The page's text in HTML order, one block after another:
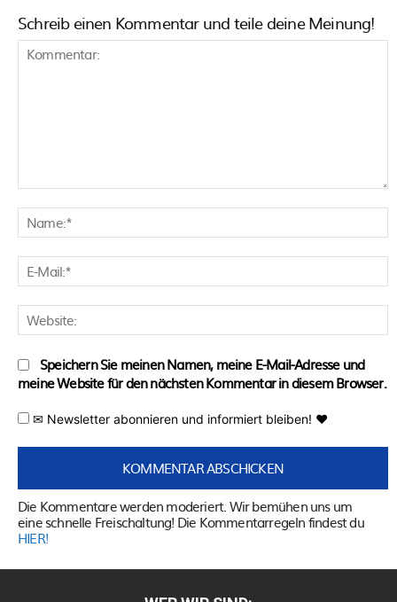
Schreib einen Kommentar und teile deine Meinung!
Speichern Sie meinen Namen, meine E-Mail-Adresse und
meine Website für den nächsten Kommentar in diesem Browser.
✉ Newsletter abonnieren und informiert bleiben! ♥
Die Kommentare werden moderiert. Wir bemühen uns um
eine schnelle Freischaltung! Die Kommentarregeln findest du
HIER!